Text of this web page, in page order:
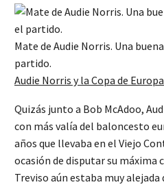
Mate de Audie Norris. Una
partido.
Audie Norris y la Copa de Europa
Quizás junto a Bob McAdoo,
con más valía del baloncesto
años que llevaba en el Viejo
ocasión de disputar su
Treviso aún estaba muy